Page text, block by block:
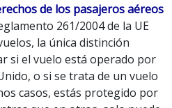
de los pasajeros aéreos
261/2004 de la UE
la única distinción
si el vuelo está operado por
o si se trata de un vuelo
casos, estás protegido por